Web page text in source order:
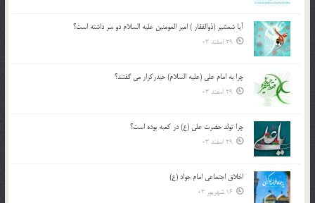
آیا شمشیر (ذوالفقار ) امیر المومنین علیه السلام دو سر داشته است؟
29 اسفند 03
چرا به امام علی (علیه السلام) حیدرکرار می گفتند؟
29 اسفند 03
چرا تولد حضرت علی (ع) در کعبه بوده است؟
29 اسفند 03
اخلاق اجتماعی امام جواد (ع)
16 شهریور 03